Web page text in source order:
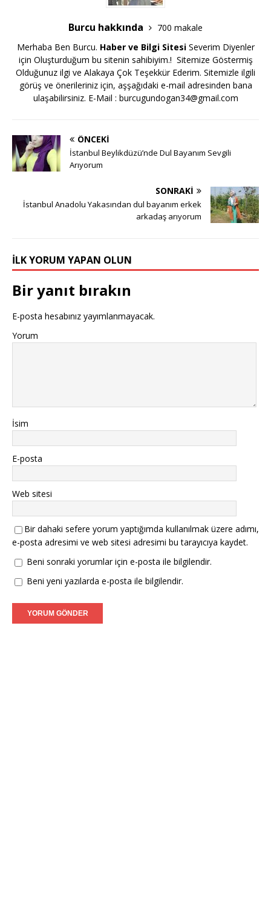
Burcu hakkında
700 makale
Merhaba Ben Burcu. Haber ve Bilgi SitesiSeverim Diyenler
için Oluşturduğum bu sitenin sahibiyim.! Sitemize Göstermiş
Olduğunuz ilgi ve Alakaya Çok Teşekkür Ederim. Sitemizle ilgili
görüş ve önerileriniz için, aşşağıdaki e-mail adresinden bana
ulaşabilirsiniz. E-Mail : burcugundogan34@gmail.com
ÖNCEKI
İstanbul Beylikdüzü’nde Dul Bayanım Sevgili
Arıyorum
SONRAKI
İstanbul Anadolu Yakasından dul bayanım erkek
arkadaş arıyorum
İLK YORUM YAPAN OLUN
Bir yanıt bırakın
E-posta hesabınız yayımlanmayacak.
Yorum
İsim
E-posta
Web sitesi
Bir dahaki sefere yorum yaptığımda kullanılmak üzere adımı,
e-posta adresimi ve web sitesi adresimi bu tarayıcıya kaydet.
Beni sonraki yorumlar için e-posta ile bilgilendir.
Beni yeni yazılarda e-posta ile bilgilendir.